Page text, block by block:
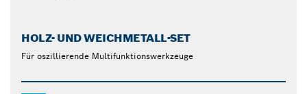
HOLZ- UND WEICHMETALL-SET
Für oszillierende Multifunktionswerkzeuge